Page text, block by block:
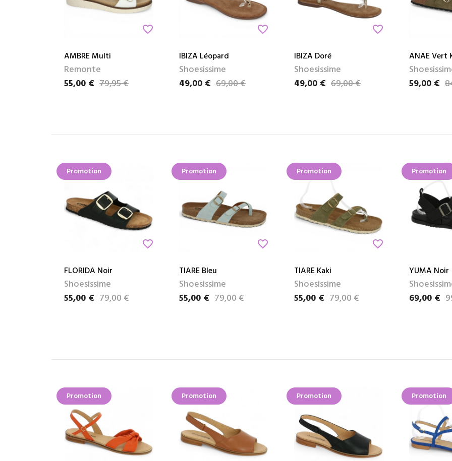
favorite_border
AMBRE Multi
Remonte
Prix
55,00 €
Prix de base79,95 €
favorite_border
IBIZA Léopard
Shoesissime
Prix
49,00 €
Prix de base69,00 €
favorite_border
IBIZA Doré
Shoesissime
Prix
49,00 €
Prix de base69,00 €
ANAE Vert
Prix
59,00 €
Prix de
Promotion
favorite_border
FLORIDA Noir
Shoesissime
Prix
55,00 €
Prix de base79,00 €
Promotion
favorite_border
TIARE Bleu
Shoesissime
Prix
55,00 €
Prix de base79,00 €
Promotion
favorite_border
TIARE Kaki
Shoesissime
Prix
55,00 €
Prix de base79,00 €
Promotion
YUMA Noir
Prix
69,00 €
Prix de
Promotion Promotion Promotion Promotion